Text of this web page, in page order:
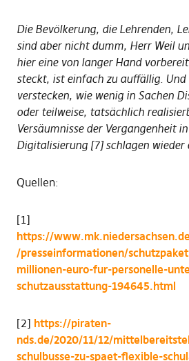
Die Bevölkerung, die Lehrenden,
sind aber nicht dumm, Herr Weil
hier eine von langer Hand
steckt, ist einfach zu auffällig. Und
verstecken, wie wenig in Sachen
oder teilweise, tatsächlich
Versäumnisse der Vergangenheit
Digitalisierung [7] schlagen wieder
Quellen:
[1]
https://
/presseinformationen/
millionen-euro-fur-personelle-
schutzausstattung-194645.html
[2] https://piraten-
nds.de/2020/11/12/
schulbusse-zu-spaet-flexible-